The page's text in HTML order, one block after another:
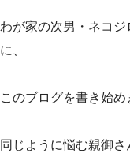
わが家の次男・ネコ
に、
このブログを書き始め
同じように悩む親御さ